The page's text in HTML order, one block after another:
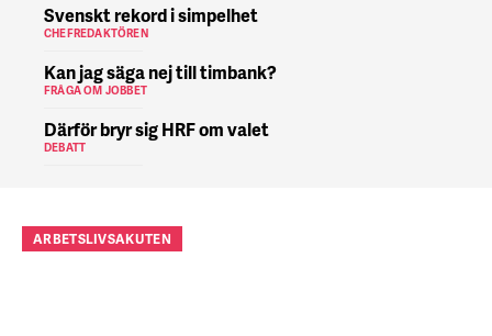
Svenskt rekord i simpelhet
CHEFREDAKTÖREN
Kan jag säga nej till timbank?
FRÅGA OM JOBBET
Därför bryr sig HRF om valet
DEBATT
ARBETSLIVSAKUTEN